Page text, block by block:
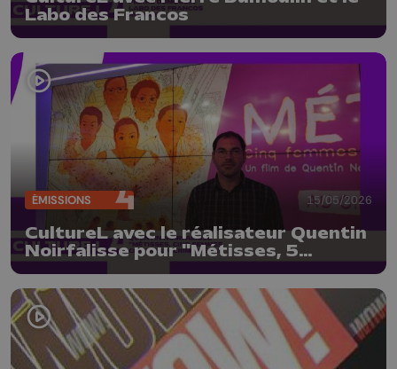
Labo des Francos
ÉMISSIONS 15/05/2026
CultureL avec le réalisateur Quentin
Noirfalisse pour "Métisses, 5